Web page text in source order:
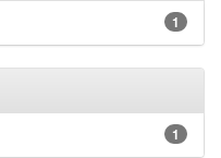
1
1